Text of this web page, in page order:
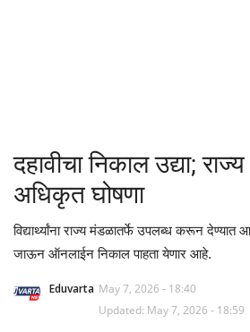
गॅलरी
Language
दहावीचा निकाल उद्या;
अधिकृत घोषणा
विद्यार्थ्यांना राज्य मंडळातर्फे उपलब्ध करून
जाऊन ऑनलाईन निकाल पाहता येणार आहे.
Eduvarta May 7, 2026 - 18:40
Updated: May 7, 2026 - 18:59